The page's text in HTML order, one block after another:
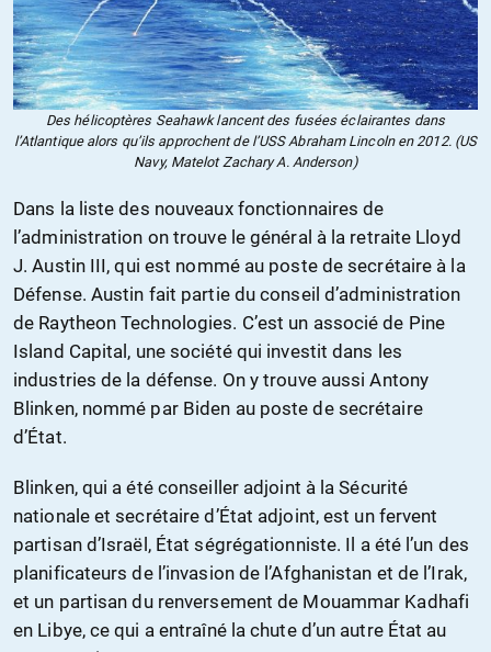
Des hélicoptères Seahawk lancent des fusées éclairantes dans
l’Atlantique alors qu’ils approchent de l’USS Abraham Lincoln en 2012. (US
Navy, Matelot Zachary A. Anderson)
Dans la liste des nouveaux fonctionnaires de
l’administration on trouve le général à la retraite Lloyd
J. Austin III, qui est nommé au poste de secrétaire à la
Défense. Austin fait partie du conseil d’administration
de Raytheon Technologies. C’est un associé de Pine
Island Capital, une société qui investit dans les
industries de la défense. On y trouve aussi Antony
Blinken, nommé par Biden au poste de secrétaire
d’État.
Blinken, qui a été conseiller adjoint à la Sécurité
nationale et secrétaire d’État adjoint, est un fervent
partisan d’Israël, État ségrégationniste. Il a été l’un des
planificateurs de l’invasion de l’Afghanistan et de l’Irak,
et un partisan du renversement de Mouammar Kadhafi
en Libye, ce qui a entraîné la chute d’un autre État au